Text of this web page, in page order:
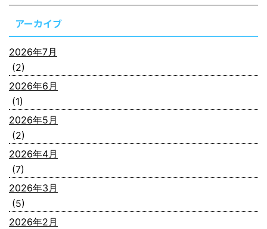
アーカイブ
2026年7月
(2)
2026年6月
(1)
2026年5月
(2)
2026年4月
(7)
2026年3月
(5)
2026年2月